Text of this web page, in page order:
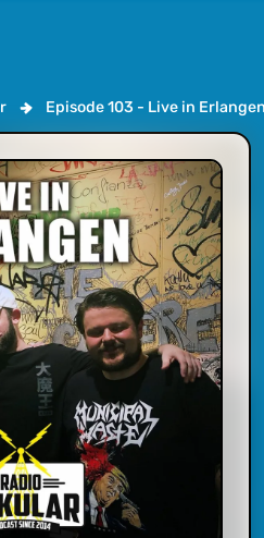
Episode 103 - Live in